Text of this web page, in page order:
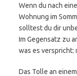
Wenn du nach
Wohnung im
solltest du dir
Im Gegensatz zu
was es verspricht:
Das Tolle an